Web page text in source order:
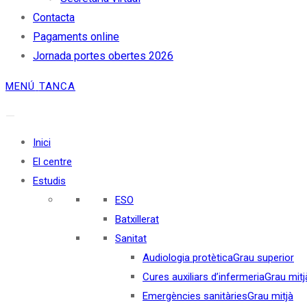
Contacta
Pagaments online
Jornada portes obertes 2026
MENÚ TANCA
Inici
El centre
Estudis
ESO
Batxillerat
Sanitat
Audiologia protèticaGrau superior
Cures auxiliars d’infermeriaGrau
Emergències sanitàriesGrau mitjà